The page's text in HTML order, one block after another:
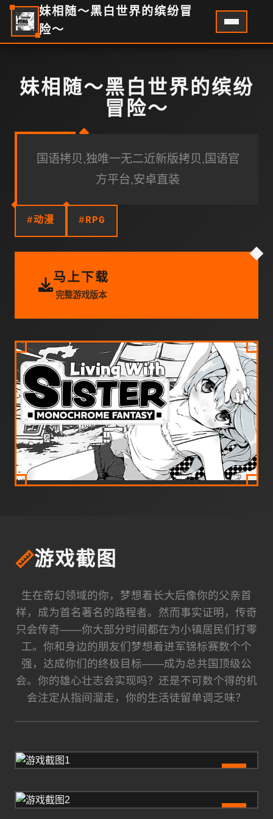
妹相随～黑白世界的缤纷冒
险～
妹相随～黑白世界的缤纷
冒险～
国语拷贝,独唯一无二近新版拷贝,国语官
方平台,安卓直装
#动漫 #RPG
马上下载
完整游戏版本
📏游戏截图
生在奇幻领域的你，梦想着长大后像你的父亲首
样，成为首名著名的路程者。然而事实证明，传奇
只会传奇——你大部分时间都在为小镇居民们打零
工。你和身边的朋友们梦想着进军锦标赛数个个
强，达成你们的终极目标——成为总共国顶级公
会。你的雄心壮志会实现吗？还是不可数个得的机
会注定从指间溜走，你的生活徒留单调乏味？